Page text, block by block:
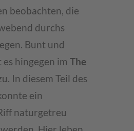
beobachten, die
durchs
Bunt und
hingegen im The
In diesem Teil des
ein
naturgetreu